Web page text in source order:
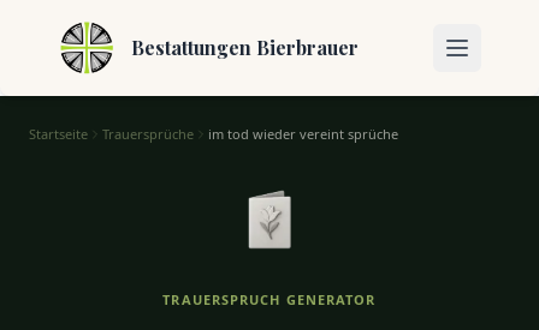
Bestattungen Bierbrauer
Startseite Trauersprüche im tod wieder vereint sprüche
TRAUERSPRUCH GENERATOR